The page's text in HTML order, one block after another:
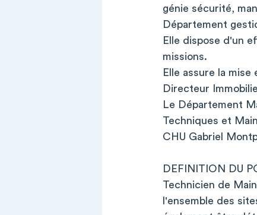
génie sécurité,
Département
Elle dispose d'un
missions.
Elle assure la
Directeur
Le Département
Techniques et
CHU Gabriel
DEFINITION DU
Technicien de
l'ensemble des